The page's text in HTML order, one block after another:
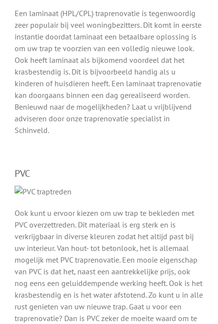
Een laminaat (HPL/CPL) traprenovatie is tegenwoordig
zeer populair bij veel woningbezitters. Dit komt in eerste
instantie doordat laminaat een betaalbare oplossing is
om uw trap te voorzien van een volledig nieuwe look.
Ook heeft laminaat als bijkomend voordeel dat het
krasbestendig is. Dit is bijvoorbeeld handig als u
kinderen of huisdieren heeft. Een laminaat traprenovatie
kan doorgaans binnen een dag gerealiseerd worden.
Benieuwd naar de mogelijkheden? Laat u vrijblijvend
adviseren door onze traprenovatie specialist in
Schinveld.
PVC
Ook kunt u ervoor kiezen om uw trap te bekleden met
PVC overzettreden. Dit materiaal is erg sterk en is
verkrijgbaar in diverse kleuren zodat het altijd past bij
uw interieur. Van hout- tot betonlook, het is allemaal
mogelijk met PVC traprenovatie. Een mooie eigenschap
van PVC is dat het, naast een aantrekkelijke prijs, ook
nog eens een geluiddempende werking heeft. Ook is het
krasbestendig en is het water afstotend. Zo kunt u in alle
rust genieten van uw nieuwe trap. Gaat u voor een
traprenovatie? Dan is PVC zeker de moeite waard om te